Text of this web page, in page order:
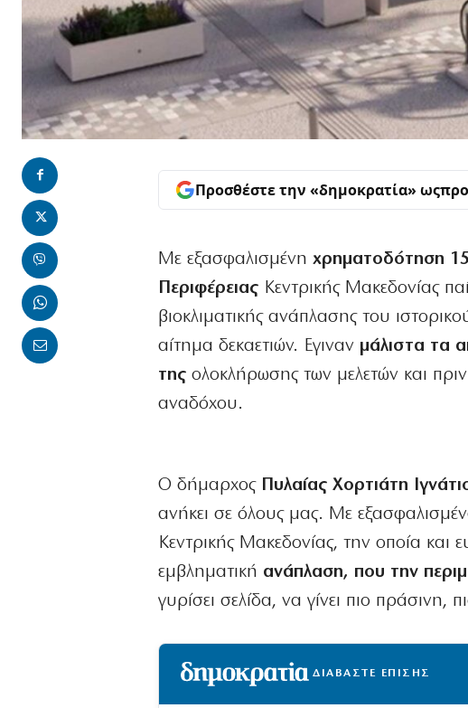
Προσθέστε την «δημοκρατία» ως
Με εξασφαλισμένη χρηματοδότηση
Περιφέρειας Κεντρικής Μακεδονίας
βιοκλιματικής ανάπλασης του
αίτημα δεκαετιών. Εγιναν μάλιστα τα
της ολοκλήρωσης των μελετών και
αναδόχου.
Ο δήμαρχος Πυλαίας Χορτιάτη
ανήκει σε όλους μας. Με
Κεντρικής Μακεδονίας, την οποία
εμβληματική ανάπλαση, που την
γυρίσει σελίδα, να γίνει πιο πράσινη,
ΔΙΑΒΑΣΤΕ ΕΠΙΣΗΣ